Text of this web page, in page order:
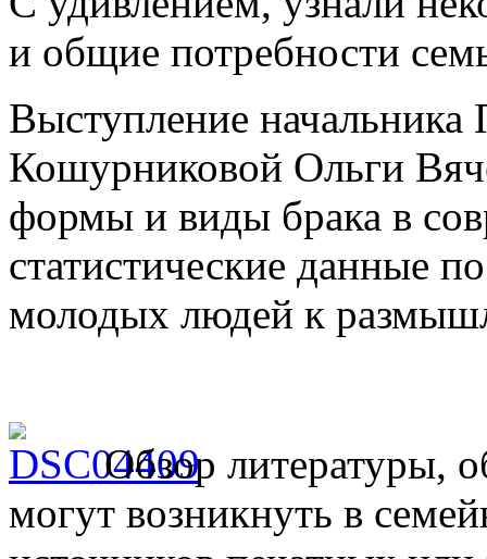
и общие потребности
Выступление
Кошурниковой Ольги
формы и виды брака в
статистические данные
молодых людей к
Обзор литературы,
могут возникнуть в